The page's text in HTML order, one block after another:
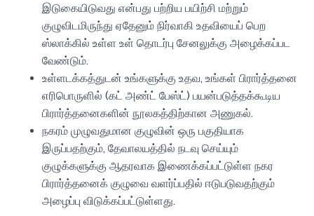
இடுகையிடுவது என்பது பற்றிய பயிற்சி மற்றும்
குழுவிடமிருந்து ஏதேனும் நிர்வாகி உதவியைப் பெற
ஸ்லாக்கில் உள்ள உள் தொடர்பு சேனலுக்கு அழைக்கப்பட
வேண்டும்.
உள்ளடக்கத்துடன் உங்களுக்கு உதவ, உங்கள் பிரார்த்தனை
எரிபொருளில் (கட் அண்ட் பேஸ்ட்) பயன்படுத்தக்கூடிய
பிரார்த்தனைகளின் நூலகத்திற்கான அணுகல்.
நகரம் முழுவதுமான குழுவின் ஒரு பகுதியாக
இருப்பதற்கும், தேவாலயத்தில் நடவு செய்யும்
குழுக்களுக்கு ஆதரவாக இணைக்கப்பட்டுள்ள நகர
பிரார்த்தனைக் குழுவை வளர்ப்பதில் ஈடுபடுவதற்கும்
அழைப்பு விடுக்கப்பட்டுள்ளது.